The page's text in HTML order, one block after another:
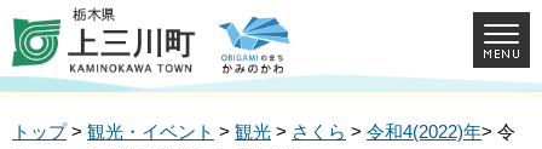
トップ> 観光・イベント > 観光 > さくら > 令和4(2022)年> 令